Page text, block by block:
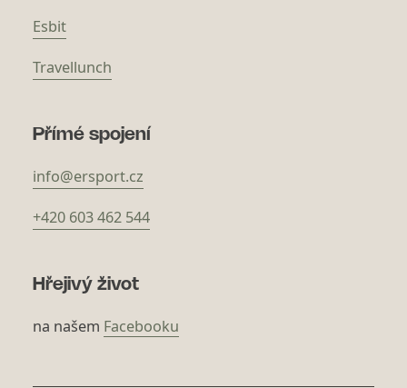
Esbit
Travellunch
Přímé spojení
info@ersport.cz
+420 603 462 544
Hřejivý život
na našem Facebooku